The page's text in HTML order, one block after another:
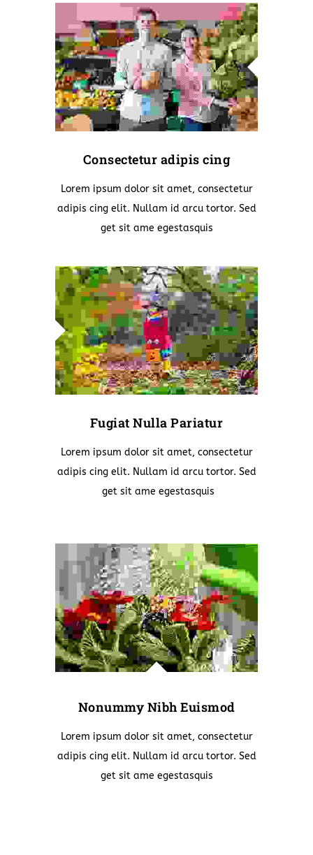
Consectetur adipis cing
Lorem ipsum dolor sit amet, consectetur
adipis cing elit. Nullam id arcu tortor. Sed
get sit ame egestasquis
Fugiat Nulla Pariatur
Lorem ipsum dolor sit amet, consectetur
adipis cing elit. Nullam id arcu tortor. Sed
get sit ame egestasquis
Nonummy Nibh Euismod
Lorem ipsum dolor sit amet, consectetur
adipis cing elit. Nullam id arcu tortor. Sed
get sit ame egestasquis